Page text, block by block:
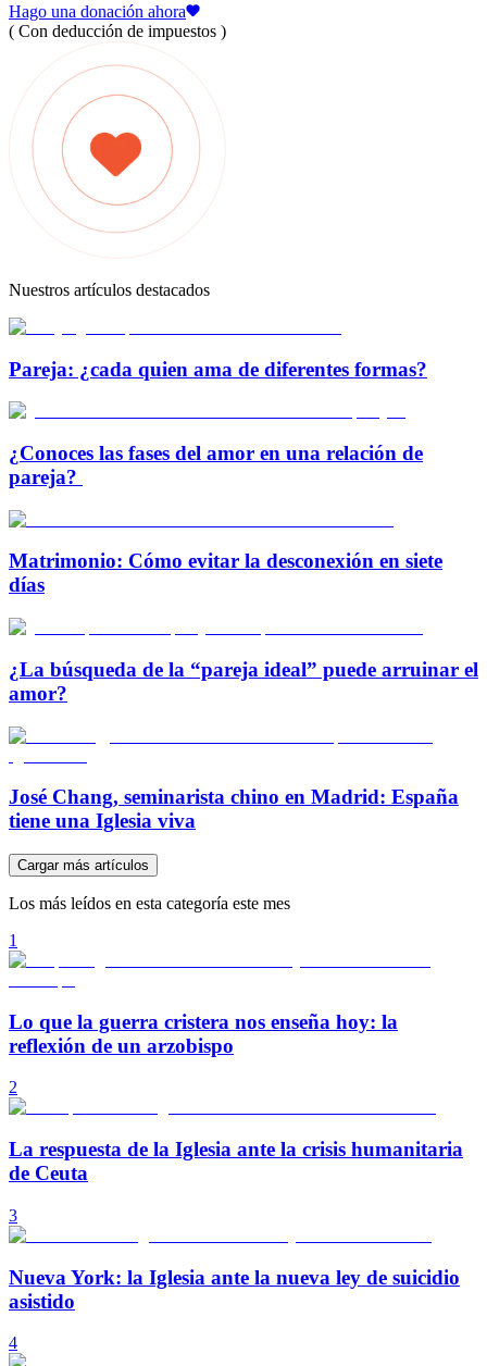
Hago una donación ahora
( Con deducción de impuestos )
Nuestros artículos destacados
Pareja: ¿cada quien ama de diferentes formas?
¿Conoces las fases del amor en una relación de
pareja?
Matrimonio: Cómo evitar la desconexión en siete
días
¿La búsqueda de la “pareja ideal” puede arruinar el
amor?
José Chang, seminarista chino en Madrid: España
tiene una Iglesia viva
Cargar más artículos
Los más leídos en esta categoría este mes
1
Lo que la guerra cristera nos enseña hoy: la
reflexión de un arzobispo
2
La respuesta de la Iglesia ante la crisis humanitaria
de Ceuta
3
Nueva York: la Iglesia ante la nueva ley de suicidio
asistido
4